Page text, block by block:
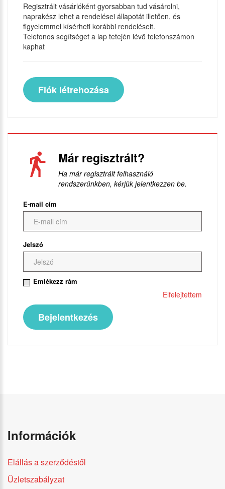
Regisztrált vásárlóként gyorsabban tud vásárolni,
naprakész lehet a rendelései állapotát illetően, és
figyelemmel kísérheti korábbi rendeléseit.
Telefonos segítséget a lap tetején lévő telefonszámon
kaphat
Fiók létrehozása
Már regisztrált?
Ha már regisztrált felhasználó
rendszerünkben, kérjük jelentkezzen be.
E-mail cím
Jelszó
Emlékezz rám
Elfelejtettem
Információk
Elállás a szerződéstől
Üzletszabályzat